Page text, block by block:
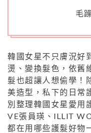
毛
韓國女星不只膚況好
燙、變換髮色，依舊
髮也超讓人想偷學！
美造型，私下的日常
別整理韓國女星愛用
VE張員瑛、ILLIT
都在用哪些護髮好物